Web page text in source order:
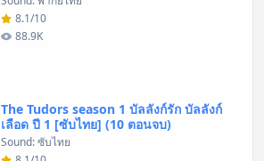
8.1/10
88.9K
The Tudors season 1 บัลลังก์รัก บัลลังก์
เลือด ปี 1 [ซับไทย] (10 ตอนจบ)
Sound: ซับไทย